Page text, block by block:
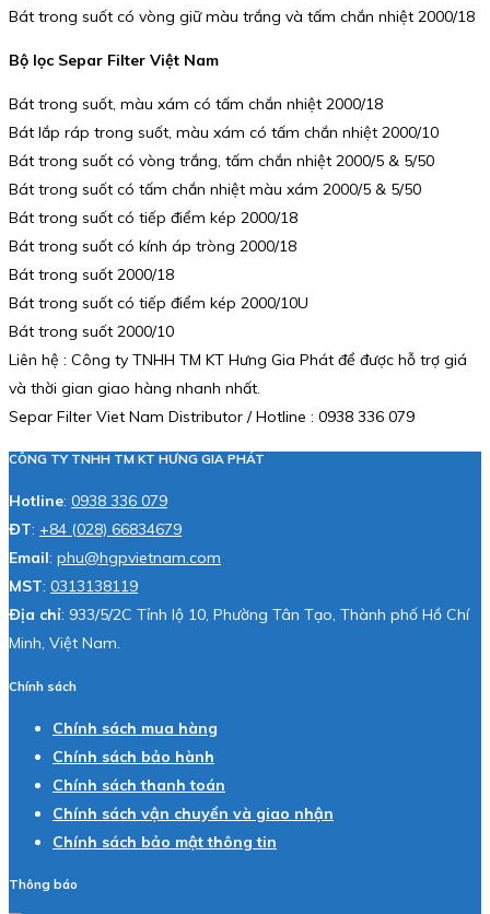
Bát trong suốt có vòng giữ màu trắng và tấm chắn nhiệt 2000/18
Bộ lọc Separ Filter Việt Nam
Bát trong suốt, màu xám có tấm chắn nhiệt 2000/18
Bát lắp ráp trong suốt, màu xám có tấm chắn nhiệt 2000/10
Bát trong suốt có vòng trắng, tấm chắn nhiệt 2000/5 & 5/50
Bát trong suốt có tấm chắn nhiệt màu xám 2000/5 & 5/50
Bát trong suốt có tiếp điểm kép 2000/18
Bát trong suốt có kính áp tròng 2000/18
Bát trong suốt 2000/18
Bát trong suốt có tiếp điểm kép 2000/10U
Bát trong suốt 2000/10
Liên hệ : Công ty TNHH TM KT Hưng Gia Phát để được hỗ trợ giá
và thời gian giao hàng nhanh nhất.
Separ Filter Viet Nam Distributor / Hotline : 0938 336 079
CÔNG TY TNHH TM KT HƯNG GIA PHÁT
Hotline: 0938 336 079
ĐT: +84 (028) 66834679
Email: phu@hgpvietnam.com
MST: 0313138119
Địa chỉ: 933/5/2C Tỉnh lộ 10, Phường Tân Tạo, Thành phố Hồ Chí
Minh, Việt Nam.
Chính sách
Chính sách mua hàng
Chính sách bảo hành
Chính sách thanh toán
Chính sách vận chuyển và giao nhận
Chính sách bảo mật thông tin
Thông báo